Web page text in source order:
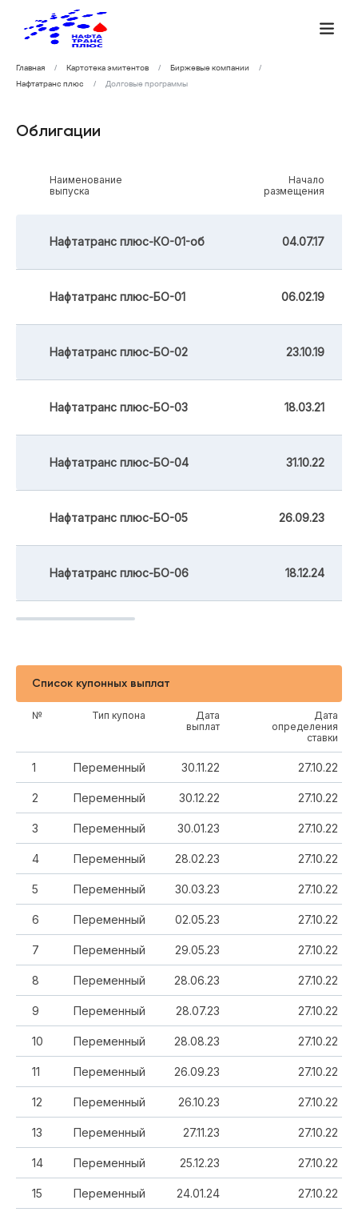
Главная Картотека эмитентов
Биржевые компании
Нафтатранс плюс
Долговые программы
Облигации
Наименование
выпуска
Начало
размещения
Нафтатранс плюс-КО-01-об 04.07.17
Нафтатранс плюс-БО-01 06.02.19
Нафтатранс плюс-БО-02 23.10.19
Нафтатранс плюс-БО-03 18.03.21
Нафтатранс плюс-БО-04 31.10.22
Нафтатранс плюс-БО-05 26.09.23
Нафтатранс плюс-БО-06 18.12.24
Список купонных выплат
№ Тип купона
Дата
выплат
Дата
определения
ставки
1 Переменный 30.11.22 27.10.22
2 Переменный 30.12.22 27.10.22
3 Переменный 30.01.23 27.10.22
4 Переменный 28.02.23 27.10.22
5 Переменный 30.03.23 27.10.22
6 Переменный 02.05.23 27.10.22
7 Переменный 29.05.23 27.10.22
8 Переменный 28.06.23 27.10.22
9 Переменный 28.07.23 27.10.22
10 Переменный 28.08.23 27.10.22
11 Переменный 26.09.23 27.10.22
12 Переменный 26.10.23 27.10.22
13 Переменный 27.11.23 27.10.22
14 Переменный 25.12.23 27.10.22
15 Переменный 24.01.24 27.10.22